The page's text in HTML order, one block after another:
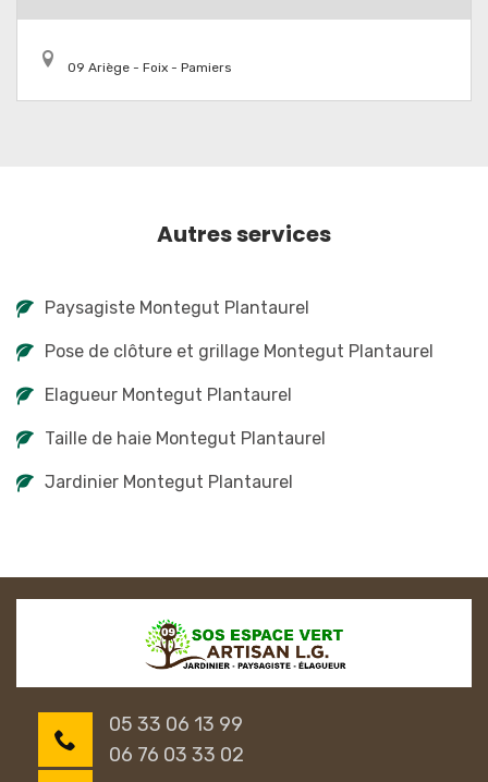
09 Ariège - Foix - Pamiers
Autres services
Paysagiste Montegut Plantaurel
Pose de clôture et grillage Montegut Plantaurel
Elagueur Montegut Plantaurel
Taille de haie Montegut Plantaurel
Jardinier Montegut Plantaurel
05 33 06 13 99
06 76 03 33 02